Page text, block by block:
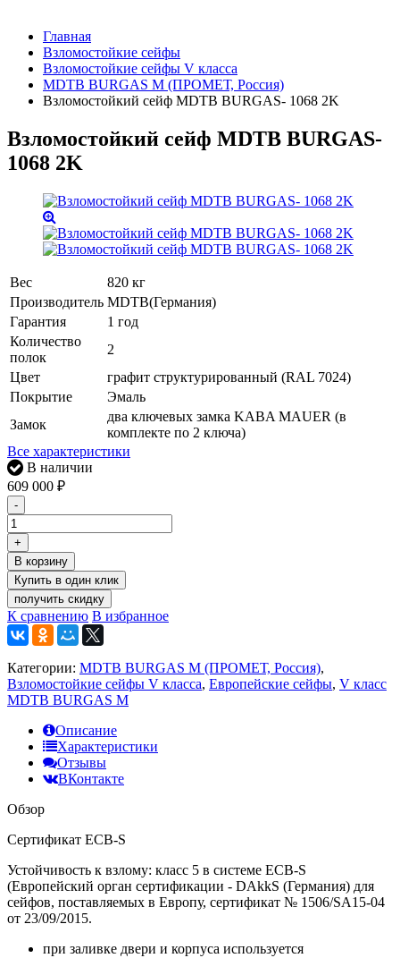
Главная
Взломостойкие сейфы
Взломостойкие сейфы V класса
MDTB BURGAS M (ПРОМЕТ, Россия)
Взломостойкий сейф MDTB BURGAS- 1068 2K
Взломостойкий сейф MDTB BURGAS-
1068 2K
Вес
820 кг
Производитель MDTB(Германия)
Гарантия
1 год
Количество
полок
2
Цвет
графит структурированный (RAL 7024)
Покрытие
Эмаль
Замок
два ключевых замка KABA MAUER (в
комплекте по 2 ключа)
Все характеристики
В наличии
609 000 ₽
-
+
В корзину
получить скидку
К сравнению В избранное
Категории: MDTB BURGAS M (ПРОМЕТ, Россия),
Взломостойкие сейфы V класса, Европейские сейфы, V класс
МDTB BURGAS M
Описание
Характеристики
Отзывы
ВКонтакте
Обзор
Сертификат ECB-S
Устойчивость к взлому: класс 5 в системе ECB-S
(Европейский орган сертификации - DAkkS (Германия) для
сейфов, поставляемых в Европу, сертификат № 1506/SA15-04
от 23/09/2015.
при заливке двери и корпуса используется